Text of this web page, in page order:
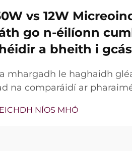
vs 12W
go n-éilíonn
a bheith i
mhargadh le haghaidh
na comparáidí ar
mar phointe
NÍOS MHÓ